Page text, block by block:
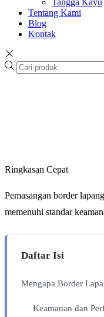
Tangga Kayu
Tentang Kami
Blog
Kontak
Ringkasan Cepat
Pemasangan border
memenuhi standar
Daftar Isi
Mengapa Border
Keamanan dan